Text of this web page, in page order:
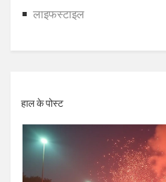
लाइफस्टाइल
हाल के पोस्ट